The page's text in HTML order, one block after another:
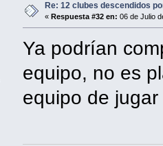
Re: 12 clubes descendidos
« Respuesta #32 en: 06 de Julio
Ya podrían
equipo, no es
equipo de